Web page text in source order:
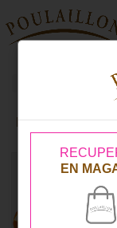
Moricettes® &
Moricettes® &
EN